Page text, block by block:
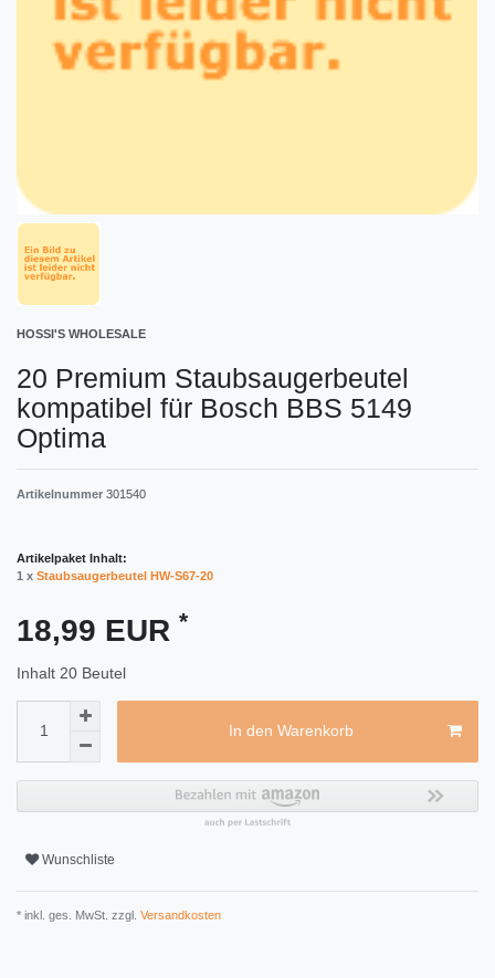
HOSSI'S WHOLESALE
20 Premium Staubsaugerbeutel
kompatibel für Bosch BBS 5149
Optima
Artikelnummer 301540
Artikelpaket Inhalt:
1 x Staubsaugerbeutel HW-S67-20
18,99 EUR *
Inhalt 20 Beutel
In den Warenkorb
Wunschliste
* inkl. ges. MwSt. zzgl. Versandkosten